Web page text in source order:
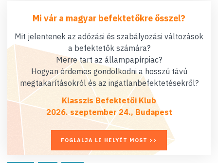
Mi vár a magyar befektetőkre ősszel?
Mit jelentenek az adózási és szabályozási változások
a befektetők számára?
Merre tart az állampapírpiac?
Hogyan érdemes gondolkodni a hosszú távú
megtakarításokról és az ingatlanbefektetésekről?
Klasszis Befektetői Klub
2026. szeptember 24., Budapest
FOGLALJA LE HELYÉT MOST >>